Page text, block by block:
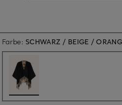
Farbe: SCHWARZ / BEIGE /